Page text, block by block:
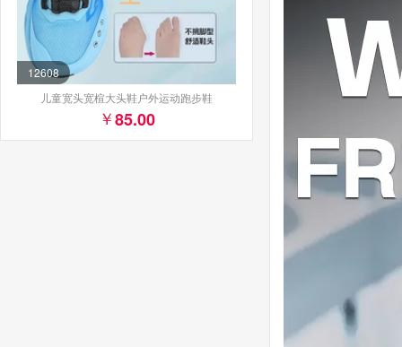
12608
儿童宽头宽楦大头鞋户外运动跑步鞋
85.00